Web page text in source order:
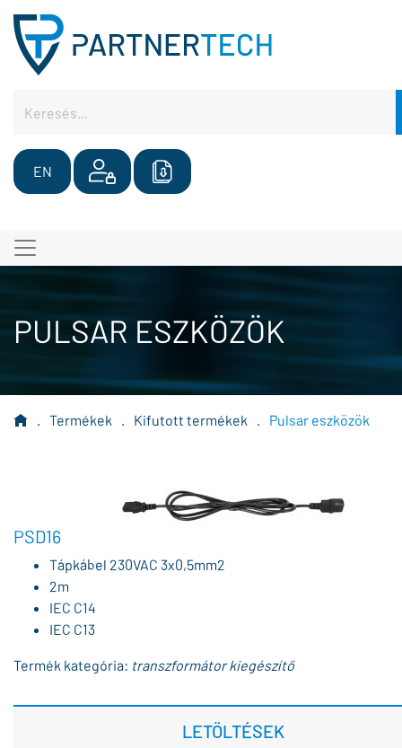
EN
PULSAR ESZKÖZÖK
. Termékek . Kifutott termékek . Pulsar eszközök
PSD16
Tápkábel 230VAC 3x0,5mm2
2m
IEC C14
IEC C13
Termék kategória: transzformátor kiegészítő
LETÖLTÉSEK